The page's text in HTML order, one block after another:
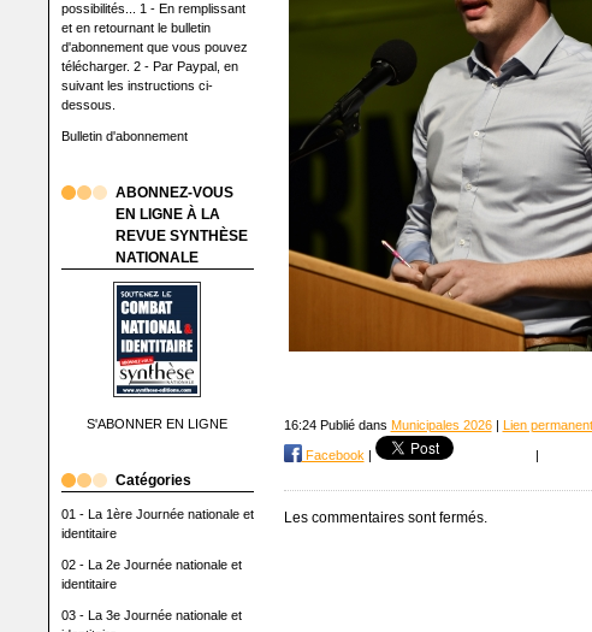
possibilités... 1 - En remplissant
et en retournant le bulletin
d'abonnement que vous pouvez
télécharger. 2 - Par Paypal, en
suivant les instructions ci-
dessous.
Bulletin d'abonnement
ABONNEZ-VOUS
EN LIGNE À LA
REVUE SYNTHÈSE
NATIONALE
S'ABONNER EN LIGNE
Catégories
01 - La 1ère Journée nationale et
identitaire
02 - La 2e Journée nationale et
identitaire
03 - La 3e Journée nationale et
16:24 Publié dans Municipales 2026| Lien permanent
Facebook|
Les commentaires sont fermés.